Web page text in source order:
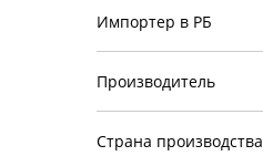
Импортер в РБ
Производитель
Страна производства